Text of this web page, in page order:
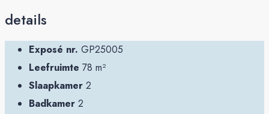
details
Exposé nr. GP25005
Leefruimte 78 m²
Slaapkamer 2
Badkamer 2